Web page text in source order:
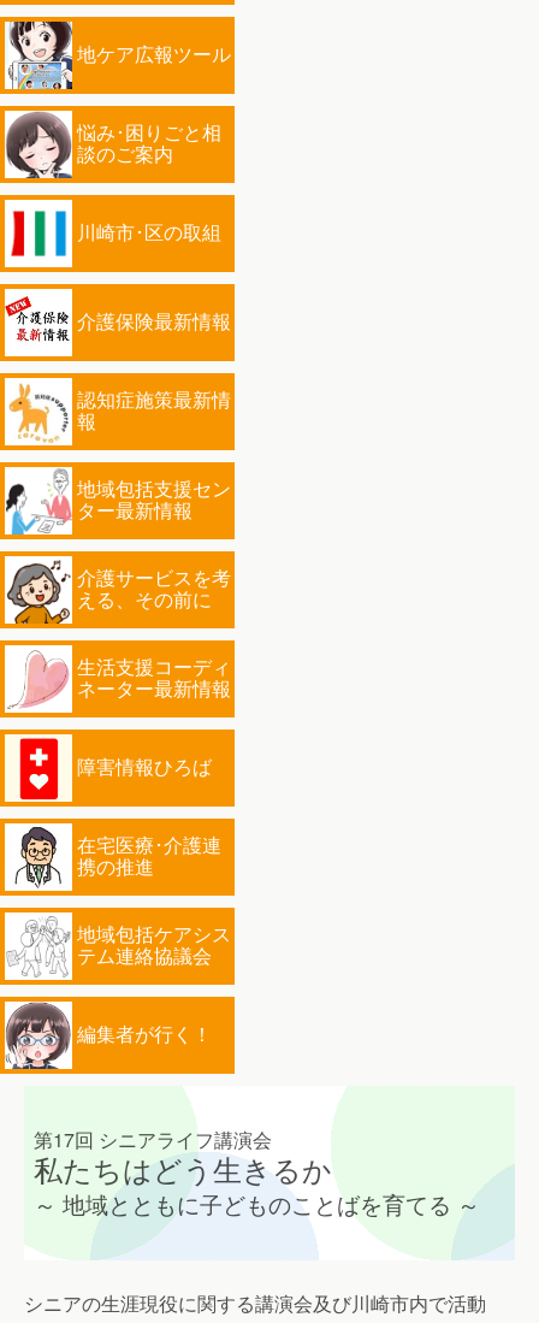
地ケア広報ツール
悩み･困りごと相
談のご案内
川崎市･区の取組
介護保険最新情報
認知症施策最新情
報
地域包括支援セン
ター最新情報
介護サービスを考
える、その前に
生活支援コーディ
ネーター最新情報
障害情報ひろば
在宅医療･介護連
携の推進
地域包括ケアシス
テム連絡協議会
編集者が行く！
第17回 シニアライフ講演会
私たちはどう生きるか
～ 地域とともに子どものことばを育てる ～
シニアの生涯現役に関する講演会及び川崎市内で活動